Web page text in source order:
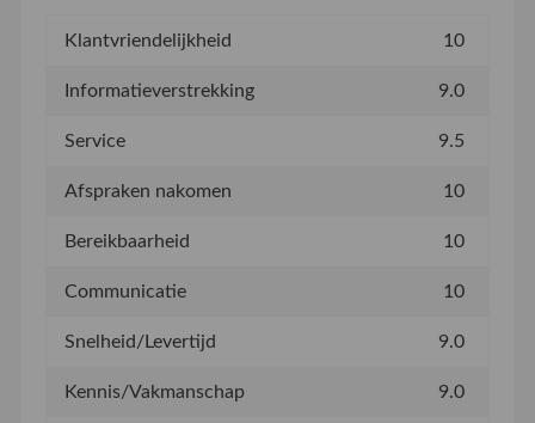
Klantvriendelijkheid 10
Informatieverstrekking 9.0
Service 9.5
Afspraken nakomen 10
Bereikbaarheid 10
Communicatie 10
Snelheid/Levertijd 9.0
Kennis/Vakmanschap 9.0